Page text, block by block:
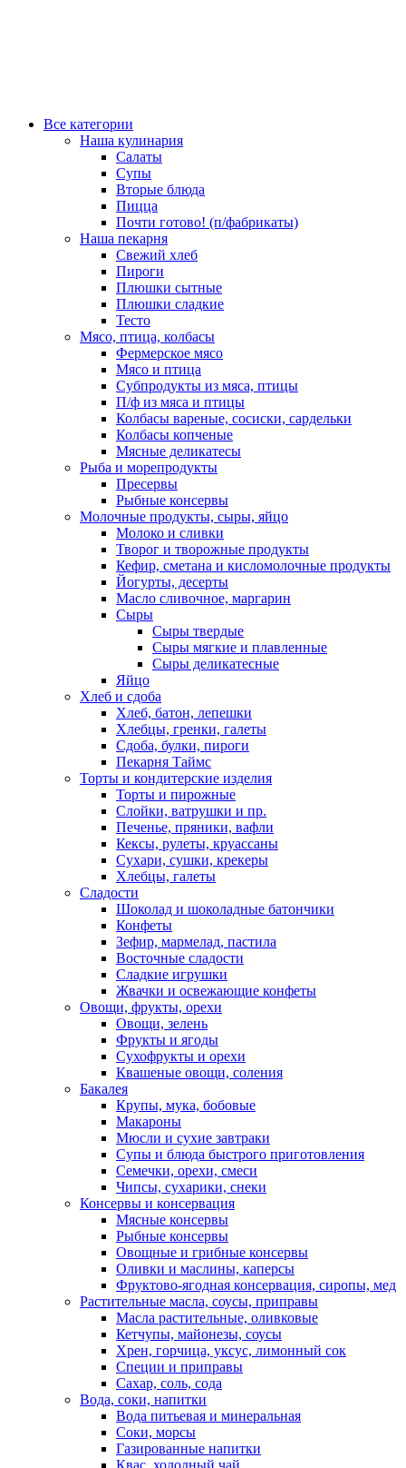
Все категории
Наша кулинария
Салаты
Супы
Вторые блюда
Пицца
Почти готово! (п/фабрикаты)
Наша пекарня
Свежий хлеб
Пироги
Плюшки сытные
Плюшки сладкие
Тесто
Мясо, птица, колбасы
Фермерское мясо
Мясо и птица
Субпродукты из мяса, птицы
П/ф из мяса и птицы
Колбасы вареные, сосиски, сардельки
Колбасы копченые
Мясные деликатесы
Рыба и морепродукты
Пресервы
Рыбные консервы
Молочные продукты, сыры, яйцо
Молоко и сливки
Творог и творожные продукты
Кефир, сметана и кисломолочные продукты
Йогурты, десерты
Масло сливочное, маргарин
Сыры
Сыры твердые
Сыры мягкие и плавленные
Сыры деликатесные
Яйцо
Хлеб и сдоба
Хлеб, батон, лепешки
Хлебцы, гренки, галеты
Сдоба, булки, пироги
Пекарня Таймс
Торты и кондитерские изделия
Торты и пирожные
Слойки, ватрушки и пр.
Печенье, пряники, вафли
Кексы, рулеты, круассаны
Сухари, сушки, крекеры
Хлебцы, галеты
Сладости
Шоколад и шоколадные батончики
Конфеты
Зефир, мармелад, пастила
Восточные сладости
Сладкие игрушки
Жвачки и освежающие конфеты
Овощи, фрукты, орехи
Овощи, зелень
Фрукты и ягоды
Сухофрукты и орехи
Квашеные овощи, соления
Бакалея
Крупы, мука, бобовые
Макароны
Мюсли и сухие завтраки
Супы и блюда быстрого приготовления
Семечки, орехи, смеси
Чипсы, сухарики, снеки
Консервы и консервация
Мясные консервы
Рыбные консервы
Овощные и грибные консервы
Оливки и маслины, каперсы
Фруктово-ягодная консервация, сиропы, мед
Растительные масла, соусы, приправы
Масла растительные, оливковые
Кетчупы, майонезы, соусы
Хрен, горчица, уксус, лимонный сок
Специи и приправы
Сахар, соль, сода
Вода, соки, напитки
Вода питьевая и минеральная
Соки, морсы
Газированные напитки
Квас, холодный чай